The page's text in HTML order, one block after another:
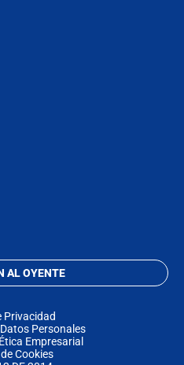
AL OYENTE
Privacidad
Personales
Empresarial
Cookies